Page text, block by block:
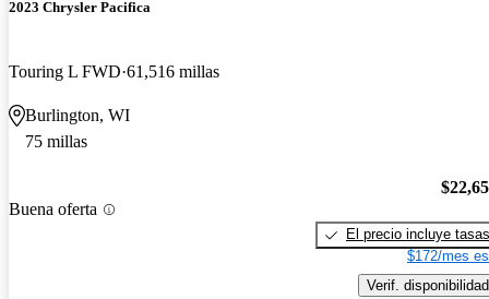
2023 Chrysler Pacifica
Touring L FWD 61,516 millas
Burlington, WI
75 millas
Buena oferta
El precio incluye tasas
$172/mes
Verif. disponibilidad